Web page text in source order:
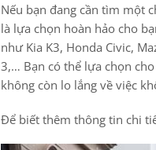
Nếu bạn đang cần tìm một
là lựa chọn hoàn hảo cho
như Kia K3, Honda Civic,
3,… Bạn có thể lựa chọn
không còn lo lắng về việc
Để biết thêm thông tin chi